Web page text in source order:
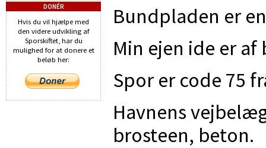
Bundpladen er
Min ejen ide er
Spor er code 75
Havnens
brosteen, beton.
DONÉR
Hvis du vil hjælpe med
den videre udvikling af
Sporskiftet, har du
mulighed for at donere et
beløb her: